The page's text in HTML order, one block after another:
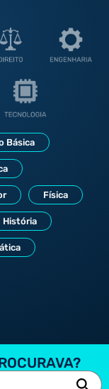
Básica
Física
História